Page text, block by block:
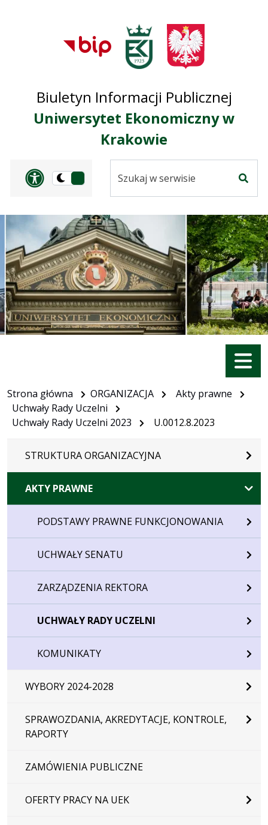
Przejdź do
głównego menu
Przejdź do treści
Przejdź do mapy
serwisu
Biuletyn Informacji Publicznej
Uniwersytet Ekonomiczny w
Krakowie
Panel dostosowania
Przełącz
ciemną
serwisie
Menu
Strona główna ORGANIZACJA
Akty prawne
Uchwały Rady Uczelni
Uchwały Rady Uczelni 2023
U.0012.8.2023
STRUKTURA ORGANIZACYJNA
AKTY PRAWNE
PODSTAWY PRAWNE FUNKCJONOWANIA
UCHWAŁY SENATU
ZARZĄDZENIA REKTORA
UCHWAŁY RADY UCZELNI
KOMUNIKATY
WYBORY 2024-2028
SPRAWOZDANIA, AKREDYTACJE, KONTROLE,
RAPORTY
ZAMÓWIENIA PUBLICZNE
OFERTY PRACY NA UEK